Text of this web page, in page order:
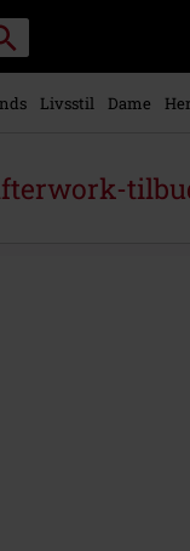
Livsstil Dame